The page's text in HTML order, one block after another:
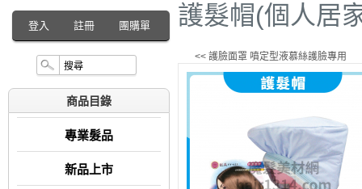
登入 註冊 團購單
商品目錄
專業髮品
新品上市
護髮帽(個人居
<< 護臉面罩 噴定型液慕絲護臉專用